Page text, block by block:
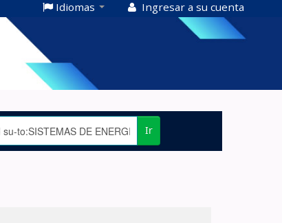
Idiomas Ingresar a su cuenta
Ir